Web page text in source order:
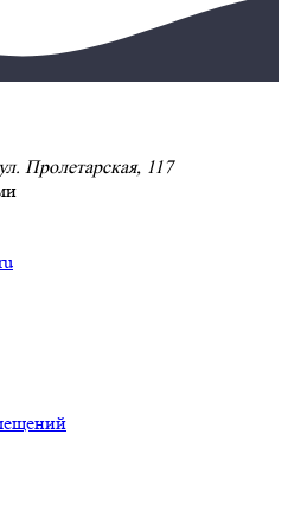
Пролетарская, 117